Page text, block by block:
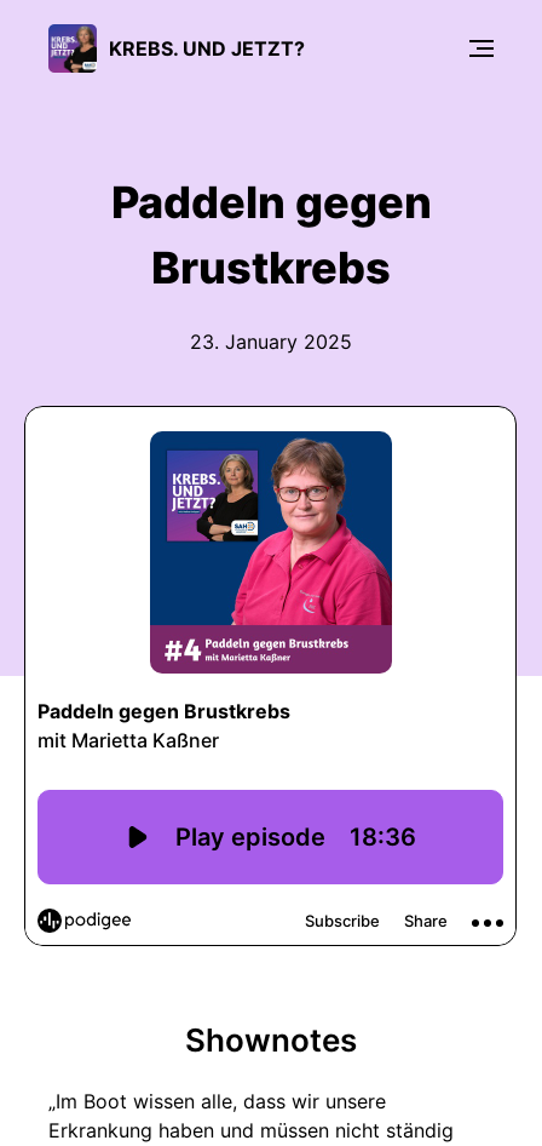
KREBS. UND JETZT?
Paddeln gegen
Brustkrebs
23. January 2025
Shownotes
„Im Boot wissen alle, dass wir unsere
Erkrankung haben und müssen nicht ständig